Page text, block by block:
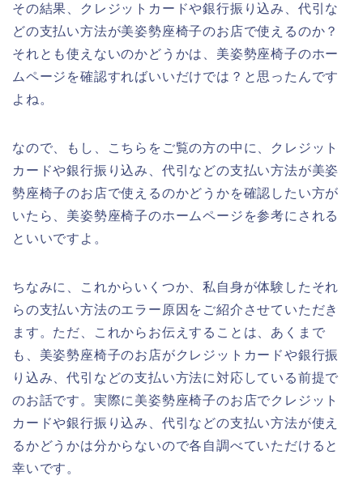
その結果、クレジットカードや銀行振り込み、代引な
どの支払い方法が美姿勢座椅子のお店で使えるのか？
それとも使えないのかどうかは、美姿勢座椅子のホー
ムページを確認すればいいだけでは？と思ったんです
よね。
なので、もし、こちらをご覧の方の中に、クレジット
カードや銀行振り込み、代引などの支払い方法が美姿
勢座椅子のお店で使えるのかどうかを確認したい方が
いたら、美姿勢座椅子のホームページを参考にされる
といいですよ。
ちなみに、これからいくつか、私自身が体験したそれ
らの支払い方法のエラー原因をご紹介させていただき
ます。ただ、これからお伝えすることは、あくまで
も、美姿勢座椅子のお店がクレジットカードや銀行振
り込み、代引などの支払い方法に対応している前提で
のお話です。実際に美姿勢座椅子のお店でクレジット
カードや銀行振り込み、代引などの支払い方法が使え
るかどうかは分からないので各自調べていただけると
幸いです。